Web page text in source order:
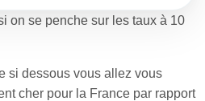
on se penche sur les taux à 10
si dessous vous allez vous
cher pour la France par rapport